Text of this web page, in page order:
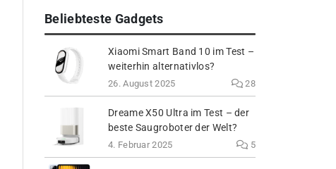
Beliebteste Gadgets
Xiaomi Smart Band 10 im Test –
weiterhin alternativlos?
26. August 2025 28
Dreame X50 Ultra im Test – der
beste Saugroboter der Welt?
4. Februar 2025 5